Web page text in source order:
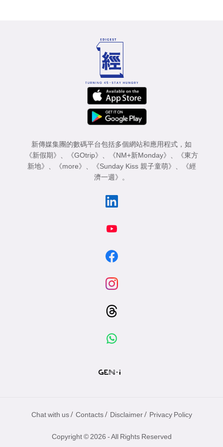
新傳媒集團的數碼平台包括多個網站和應用程式，如
《新假期》
《GOtrip》 《NM+新Monday》
《東方
新地》
《more》 《Sunday Kiss 親子童萌》
《經
濟一週》
。
Chat with us / Contacts / Disclaimer / Privacy Policy
Copyright © 2026 - All Rights Reserved